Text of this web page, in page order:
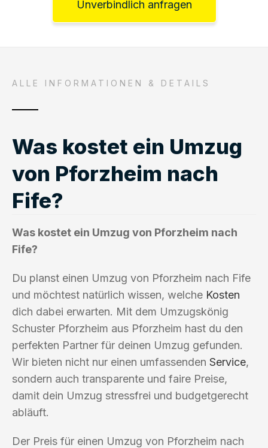
Unverbindlich anfragen
ALLE INFORMATIONEN & DETAILS
Was kostet ein Umzug
von Pforzheim nach
Fife?
Was kostet ein Umzug von Pforzheim nach
Fife?
Du planst einen Umzug von Pforzheim nach Fife
und möchtest natürlich wissen, welche Kosten
dich dabei erwarten. Mit dem Umzugskönig
Schuster Pforzheim aus Pforzheim hast du den
perfekten Partner für deinen Umzug gefunden.
Wir bieten nicht nur einen umfassenden Service,
sondern auch transparente und faire Preise,
damit dein Umzug stressfrei und budgetgerecht
abläuft.
Der Preis für einen Umzug von Pforzheim nach